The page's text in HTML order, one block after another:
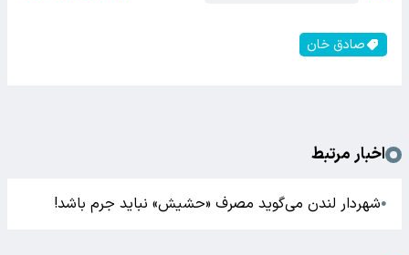
صادق خان
اخبار مرتبط
●شهردار لندن می‌گوید مصرف «حشیش» نباید جرم باشد!